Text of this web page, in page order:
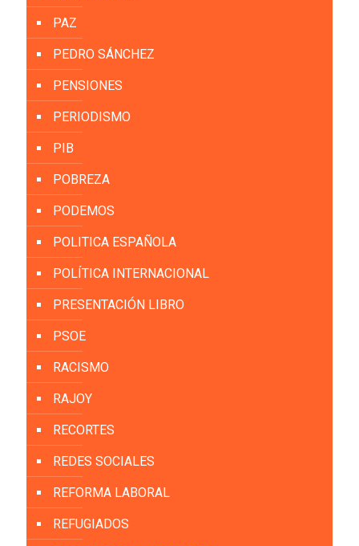
PAZ
PEDRO SÁNCHEZ
PENSIONES
PERIODISMO
PIB
POBREZA
PODEMOS
POLITICA ESPAÑOLA
POLÍTICA INTERNACIONAL
PRESENTACIÓN LIBRO
PSOE
RACISMO
RAJOY
RECORTES
REDES SOCIALES
REFORMA LABORAL
REFUGIADOS